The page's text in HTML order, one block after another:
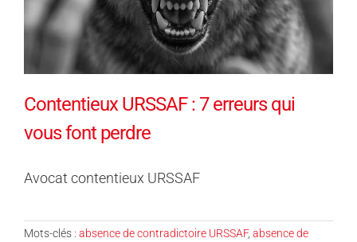
Contentieux URSSAF : 7 erreurs qui
vous font perdre
Avocat contentieux URSSAF
Mots-clés : absence de contradictoire URSSAF, absence de